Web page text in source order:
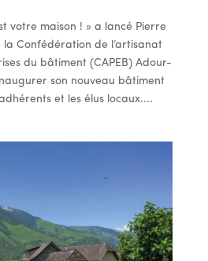
votre maison ! » a lancé Pierre
la Confédération de l’artisanat
du bâtiment (CAPEB) Adour-
son nouveau bâtiment
et les élus locaux....